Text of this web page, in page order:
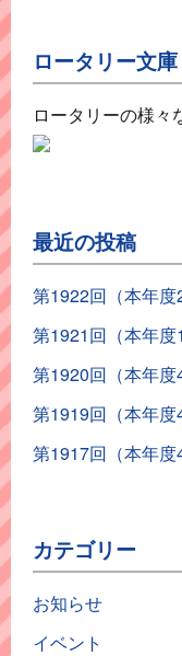
ロータリー文庫
ロータリーの様々
最近の投稿
第1922回（本年度
第1921回（本年度
第1920回（本年度
第1919回（本年度
第1917回（本年度
カテゴリー
お知らせ
イベント